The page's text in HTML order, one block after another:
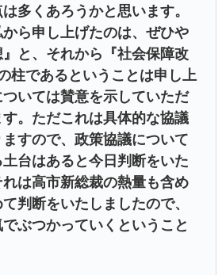
多くあろうかと思います。
ら申し上げたのは、ぜひや
と、それから『社会保障改
柱であるということは申し上
いては賛意を示していただ
。ただこれは具体的な協議
すので、政策協議について
台はあると今日判断をいた
は高市新総裁の熱量も含め
判断をいたしましたので、
ぶつかっていくということ